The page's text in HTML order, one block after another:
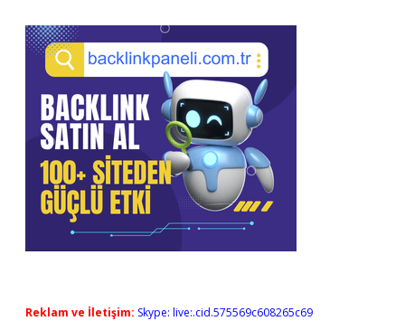
Reklam ve İletişim: Skype: live:.cid.575569c608265c69